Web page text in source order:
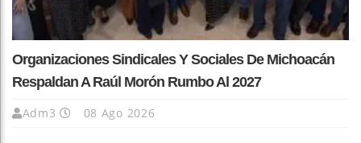
Organizaciones Sindicales Y Sociales De Michoacán
Respaldan A Raúl Morón Rumbo Al 2027
Adm3 08 Ago 2026